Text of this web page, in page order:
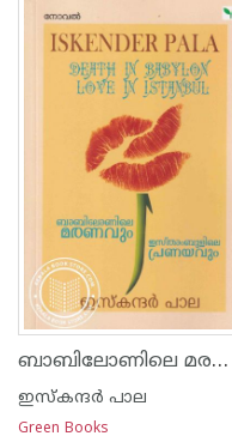
ബാബിലോണിലെ മരണവും ഇസ്‌താംബുളിലെ പ്രണയവും
ഇസ്കന്ദര്‍ പാല
Green Books